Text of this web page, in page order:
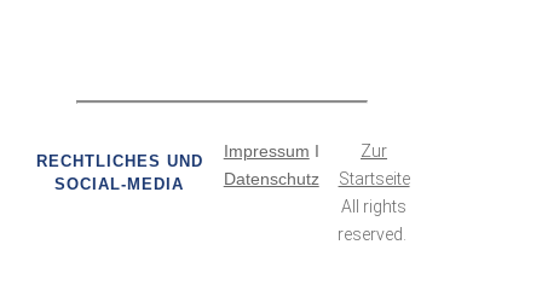
RECHTLICHES UND
SOCIAL-MEDIA
Impressum I
Datenschutz
Zur
Startseite
All rights
reserved.